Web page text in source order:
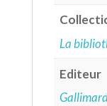
La
Editeur